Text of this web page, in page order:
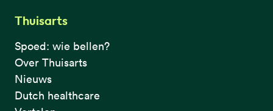
Thuisarts
Spoed: wie bellen?
Over Thuisarts
Nieuws
Dutch healthcare